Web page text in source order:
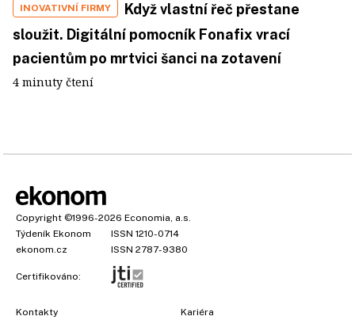
INOVATIVNÍ FIRMY
Když vlastní řeč přestane
sloužit. Digitální pomocník Fonafix vrací
pacientům po mrtvici šanci na zotavení
4 minuty čtení
Copyright ©1996-2026 Economia, a.s.
Týdeník Ekonom
ISSN 1210-0714
ekonom.cz
ISSN 2787-9380
Certifikováno:
Kontakty Kariéra